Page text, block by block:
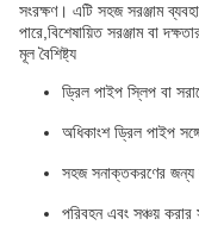
সংরক্ষণ। এটি সহজ সরঞ্জাম
পারে,বিশেষায়িত সরঞ্জাম বা
মূল বৈশিষ্ট্য
ড্রিল পাইপ স্লিপ বা
অধিকাংশ ড্রিল পাইপ
সহজ সনাক্তকরণের জন্য
পরিবহন এবং সঞ্চয় করার